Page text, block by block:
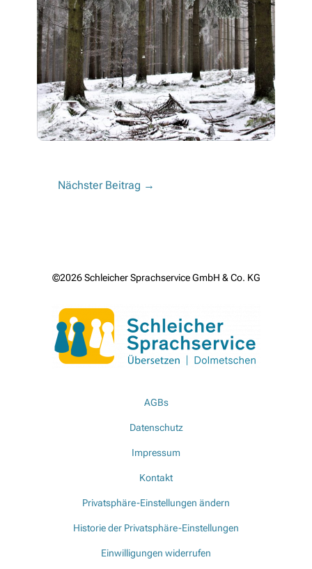
Nächster Beitrag →
©2026 Schleicher Sprachservice GmbH & Co. KG
AGBs
Datenschutz
Impressum
Kontakt
Privatsphäre-Einstellungen ändern
Historie der Privatsphäre-Einstellungen
Einwilligungen widerrufen